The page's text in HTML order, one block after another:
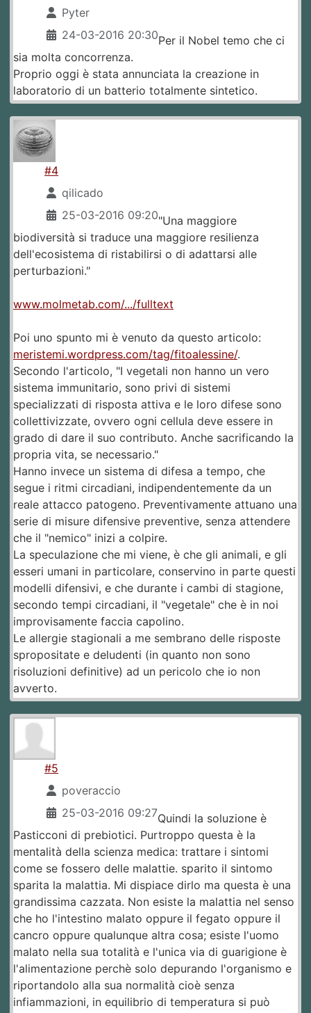
Pyter
24-03-2016 20:30Per il Nobel temo che ci
sia molta concorrenza.
Proprio oggi è stata annunciata la creazione in
laboratorio di un batterio totalmente sintetico.
#4
qilicado
25-03-2016 09:20"Una maggiore
biodiversità si traduce una maggiore resilienza
dell'ecosistema di ristabilirsi o di adattarsi alle
perturbazioni."
www.molmetab.com/.../fulltext
Poi uno spunto mi è venuto da questo articolo:
meristemi.wordpress.com/tag/fitoalessine/.
Secondo l'articolo, "I vegetali non hanno un vero
sistema immunitario, sono privi di sistemi
specializzati di risposta attiva e le loro difese sono
collettivizzate, ovvero ogni cellula deve essere in
grado di dare il suo contributo. Anche sacrificando la
propria vita, se necessario."
Hanno invece un sistema di difesa a tempo, che
segue i ritmi circadiani, indipendentemente da un
reale attacco patogeno. Preventivamente attuano una
serie di misure difensive preventive, senza attendere
che il "nemico" inizi a colpire.
La speculazione che mi viene, è che gli animali, e gli
esseri umani in particolare, conservino in parte questi
modelli difensivi, e che durante i cambi di stagione,
secondo tempi circadiani, il "vegetale" che è in noi
improvisamente faccia capolino.
Le allergie stagionali a me sembrano delle risposte
spropositate e deludenti (in quanto non sono
risoluzioni definitive) ad un pericolo che io non
avverto.
#5
poveraccio
25-03-2016 09:27Quindi la soluzione è
Pasticconi di prebiotici. Purtroppo questa è la
mentalità della scienza medica: trattare i sintomi
come se fossero delle malattie. sparito il sintomo
sparita la malattia. Mi dispiace dirlo ma questa è una
grandissima cazzata. Non esiste la malattia nel senso
che ho l'intestino malato oppure il fegato oppure il
cancro oppure qualunque altra cosa; esiste l'uomo
malato nella sua totalità e l'unica via di guarigione è
l'alimentazione perchè solo depurando l'organismo e
riportandolo alla sua normalità cioè senza
infiammazioni, in equilibrio di temperatura si può